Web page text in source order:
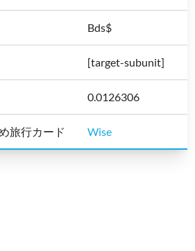
Bds$
[target-subunit]
0.0126306
旅行カード Wise